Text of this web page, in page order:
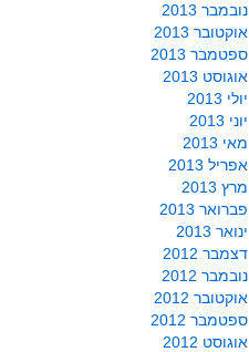
נובמבר 2013
אוקטובר 2013
ספטמבר 2013
אוגוסט 2013
יולי 2013
יוני 2013
מאי 2013
אפריל 2013
מרץ 2013
פברואר 2013
ינואר 2013
דצמבר 2012
נובמבר 2012
אוקטובר 2012
ספטמבר 2012
אוגוסט 2012